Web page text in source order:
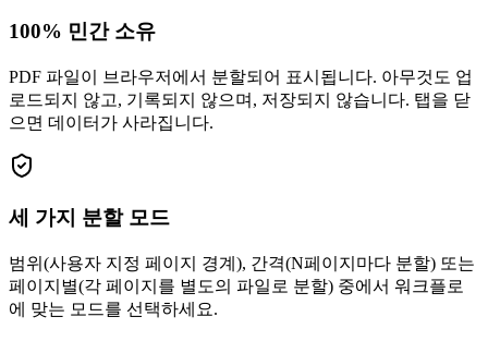
100% 민간 소유
PDF 파일이 브라우저에서 분할되어 표시됩니다. 아무것도 업
로드되지 않고, 기록되지 않으며, 저장되지 않습니다. 탭을 닫
으면 데이터가 사라집니다.
세 가지 분할 모드
범위(사용자 지정 페이지 경계), 간격(N페이지마다 분할) 또는
페이지별(각 페이지를 별도의 파일로 분할) 중에서 워크플로
에 맞는 모드를 선택하세요.